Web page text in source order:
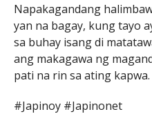
Napakagandang
yan na bagay, kung tayo
sa buhay isang di
ang makagawa ng
pati na rin sa ating kapwa.
#Japinoy #Japinonet